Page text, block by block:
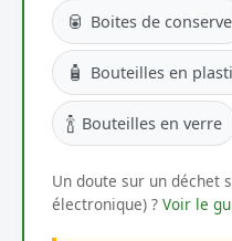
🥫 Boites de conserve
🧴 Bouteilles en
🍾 Bouteilles en verre
Un doute sur un déchet
électronique) ? Voir le